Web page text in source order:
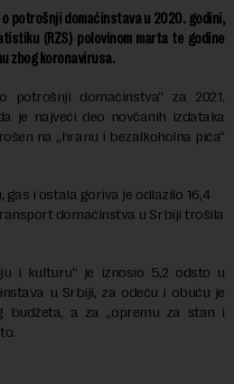
potrošnji domaćinstava u 2020. godini,
(RZS) polovinom marta te godine
zbog koronavirusa.
potrošnji domaćinstva“ za 2021.
je najveći deo novčanih izdataka
na „hranu i bezalkoholna pića“
gas i ostala goriva je odlazilo 16,4
domaćinstva u Srbiji trošila
i kulturu“ je iznosio 5,2 odsto u
u Srbiji, za odeću i obuću je
budžeta, a za „opremu za stan i